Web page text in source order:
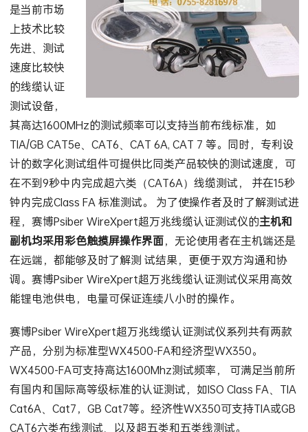
是当前市场
上技术比较
先进、测试
速度比较快
的线缆认证
测试设备，
其高达1600MHz的测试频率可以支持当前布线标准，如
TIA/GB CAT5e、CAT6、CAT 6A, CAT 7 等。同时，专利设
计的数字化测试组件可提供比同类产品较快的测试速度，可
在不到9秒中内完成超六类（CAT6A）线缆测试， 并在15秒
钟内完成Class FA 标准测试。 为了使操作者及时了解测试进
程，赛博Psiber WireXpert超万兆线缆认证测试仪的主机和
副机均采用彩色触摸屏操作界面，无论使用者在主机端还是
在远端，都能够及时了解测 试结果，更便于双方沟通和协
调。赛博Psiber WireXpert超万兆线缆认证测试仪采用高效
能锂电池供电，电量可保证连续八小时的操作。
赛博Psiber WireXpert超万兆线缆认证测试仪系列共有两款
产品，分别为标准型WX4500-FA和经济型WX350。
WX4500-FA可支持高达1600Mhz测试频率， 可满足当前所
有国内和国际高等级标准的认证测试，如ISO Class FA、TIA
Cat6A、Cat7，GB Cat7等。经济性WX350可支持TIA或GB
CAT6六类布线测试、以及超五类和五类线测试。